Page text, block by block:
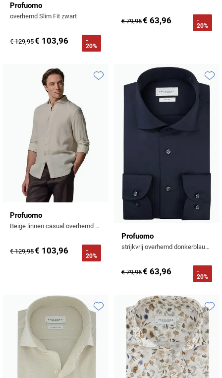
Profuomo
overhemd Slim Fit zwart
€ 129,95€ 103,96
-
20%
€ 79,95€ 63,96
-
20%
Profuomo
Beige linnen casual overhemd Slim Fit
€ 129,95€ 103,96
-
20%
Toevoegen aan favorieten
Profuomo
strijkvrij overhemd donkerblauw slim fit
€ 79,95€ 63,96
-
20%
Toevoegen aan favorieten